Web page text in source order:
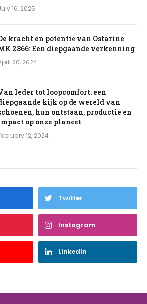
16, 2025
kracht en potentie van Ostarine
2866: Een diepgaande verkenning
20, 2024
leder tot loopcomfort: een
kijk op de wereld van
hun ontstaan, productie en
op onze planeet
12, 2024
Twitter
Instagram
LinkedIn